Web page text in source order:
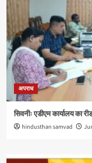
अपराध
सिवनीः एडीएम कार्यालय का
hindusthan samvad